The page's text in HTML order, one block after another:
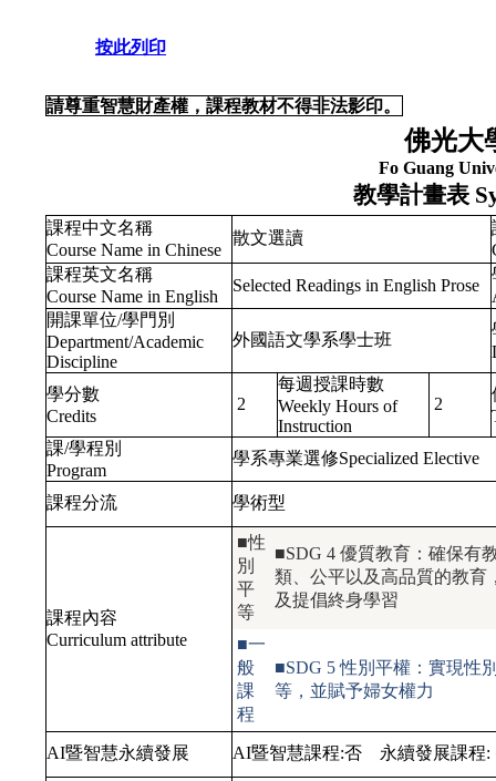
按此列印
請尊重智慧財產權，課程教材不得非法影印。
佛光大
Fo Guang
教學計畫表
課程中文名稱
Course Name in Chinese
散文選讀
課程英文名稱
Course Name in English
Selected Readings in English Prose
開課單位/學門別
Department/Academic
Discipline
外國語文學系學士班
學分數
Credits
2
每週授課時數
Weekly Hours of
Instruction
2
課/學程別
Program
學系專業選修Specialized Elective
課程分流 學術型
課程內容
Curriculum attribute
■性
別
平
等
■SDG 4 優質教育：確保有
類、公平以及高品質的教育
及提倡終身學習
■一
般
課
程
■SDG 5 性別平權：實現性
等，並賦予婦女權力
AI暨智慧永續發展 AI暨智慧課程:否 永續發展課程: